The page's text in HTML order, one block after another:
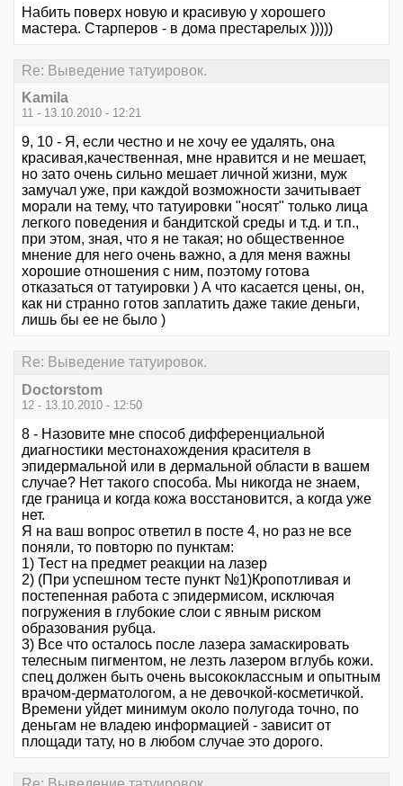
Набить поверх новую и красивую у хорошего
мастера. Старперов - в дома престарелых )))))
Re: Выведение татуировок.
Kamila
11 - 13.10.2010 - 12:21
9, 10 - Я, если честно и не хочу ее удалять, она
красивая,качественная, мне нравится и не мешает,
но зато очень сильно мешает личной жизни, муж
замучал уже, при каждой возможности зачитывает
морали на тему, что татуировки "носят" только лица
легкого поведения и бандитской среды и т.д. и т.п.,
при этом, зная, что я не такая; но общественное
мнение для него очень важно, а для меня важны
хорошие отношения с ним, поэтому готова
отказаться от татуировки ) А что касается цены, он,
как ни странно готов заплатить даже такие деньги,
лишь бы ее не было )
Re: Выведение татуировок.
Doctorstom
12 - 13.10.2010 - 12:50
8 - Назовите мне способ дифференциальной
диагностики местонахождения красителя в
эпидермальной или в дермальной области в вашем
случае? Нет такого способа. Мы никогда не знаем,
где граница и когда кожа восстановится, а когда уже
нет.
Я на ваш вопрос ответил в посте 4, но раз не все
поняли, то повторю по пунктам:
1) Тест на предмет реакции на лазер
2) (При успешном тесте пункт №1)Кропотливая и
постепенная работа с эпидермисом, исключая
погружения в глубокие слои с явным риском
образования рубца.
3) Все что осталось после лазера замаскировать
телесным пигментом, не лезть лазером вглубь кожи.
спец должен быть очень высококлассным и опытным
врачом-дерматологом, а не девочкой-косметичкой.
Времени уйдет минимум около полугода точно, по
деньгам не владею информацией - зависит от
площади тату, но в любом случае это дорого.